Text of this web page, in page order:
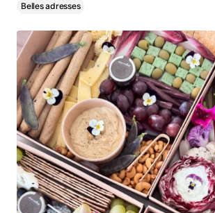
Belles adresses